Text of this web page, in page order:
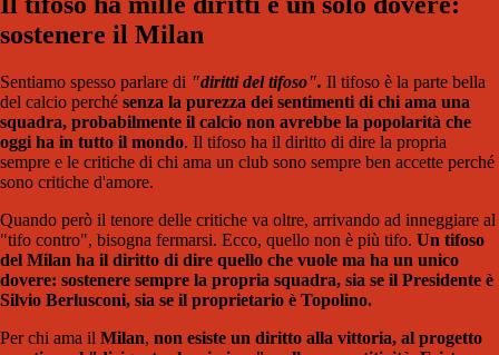
sostenere il Milan
Sentiamo spesso parlare di "diritti del tifoso". Il tifoso è la parte bella
del calcio perché senza la purezza dei sentimenti di chi ama una
squadra, probabilmente il calcio non avrebbe la popolarità che
oggi ha in tutto il mondo. Il tifoso ha il diritto di dire la propria
sempre e le critiche di chi ama un club sono sempre ben accette perché
sono critiche d'amore.
Quando però il tenore delle critiche va oltre, arrivando ad inneggiare al
"tifo contro", bisogna fermarsi. Ecco, quello non è più tifo. Un tifoso
del Milan ha il diritto di dire quello che vuole ma ha un unico
dovere: sostenere sempre la propria squadra, sia se il Presidente è
Silvio Berlusconi, sia se il proprietario è Topolino.
Per chi ama il Milan, non esiste un diritto alla vittoria, al progetto